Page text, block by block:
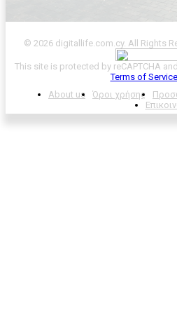
© 2026 digitallife.com.cy. All Rights
This site is protected by reCAPTCHA
Terms of Service
About us
Όροι χρήσης